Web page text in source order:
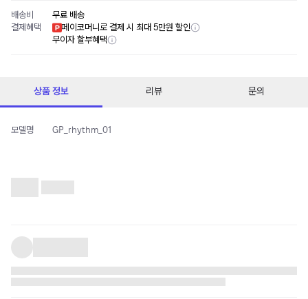
배송비
무료 배송
결제혜택
페이코머니로 결제 시 최대 5만원 할인
무이자 할부혜택
상품 정보 리뷰 문의
모델명 GP_rhythm_01